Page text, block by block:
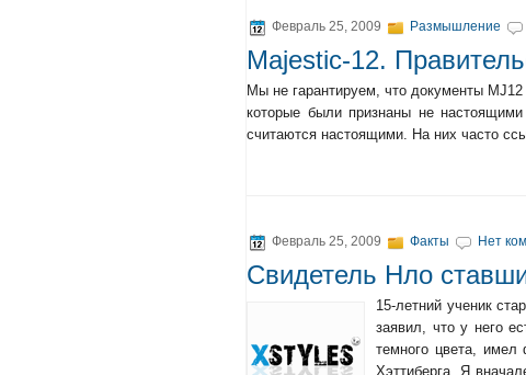
Февраль 25, 2009 Размышление
Majestic-12.
Мы не гарантируем, что документы
которые были признаны не
считаются настоящими. На них часто
Февраль 25, 2009 Факты Нет
Свидетель Нло
15-летний ученик
заявил, что у него
темного цвета, имел
Хэттиберга. Я